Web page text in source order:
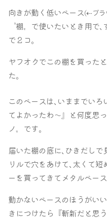
向きが動く低いベース(⇠ブラ
〝棚〟で使いたいとき用で
で２コ｡
ヤフオクでこの棚を買った
た｡
このベースは､いままでい
てよかったわ～』と何度思
ノ〟です｡
届いた棚の底に､ひきだし
リルで穴をあけて､太くて
ーを買ってきてメタルベー
動かないベースのほうがい
きにつけたら『斬新だと思